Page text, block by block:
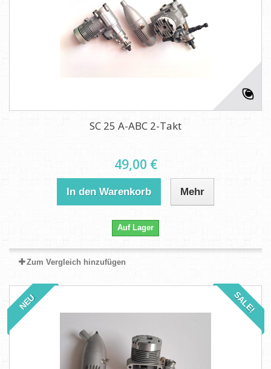
SC 25 A-ABC 2-Takt
49,00 €
In den Warenkorb Mehr
Auf Lager
Zum Vergleich hinzufügen
NEU SALE!